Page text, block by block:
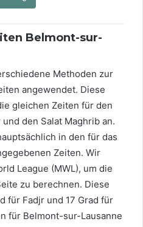
Belmont-sur-
Methoden zur
angewendet. Diese
gleichen Zeiten für den
den Salat Maghrib an.
in den für das
Zeiten. Wir
League (MWL), um die
zu berechnen. Diese
für Fadjr und 17 Grad für
für Belmont-sur-Lausanne